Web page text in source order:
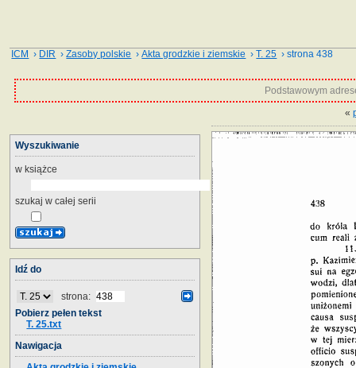
ICM › DIR ›Zasoby polskie ›Akta grodzkie i ziemskie ›T. 25 › strona 438
Podstawowym
«
Wyszukiwanie
w książce
szukaj w całej serii
Idź do
strona:
Pobierz pełen tekst
T. 25.txt
Nawigacja